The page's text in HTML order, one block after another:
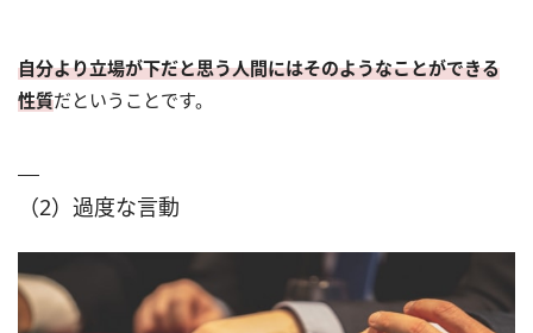
自分より立場が下だと思う人間にはそのようなことができる
性質だということです。
（2）過度な言動